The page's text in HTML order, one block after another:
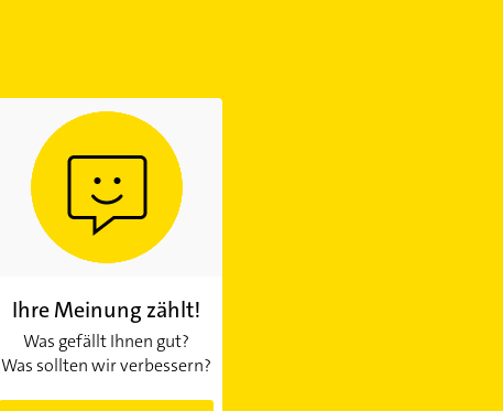
Ihre Meinung zählt!
Was gefällt Ihnen gut?
Was sollten wir verbessern?